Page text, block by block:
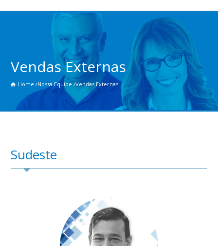
Vendas Externas
Home Nossa Equipe Vendas Externas
Sudeste